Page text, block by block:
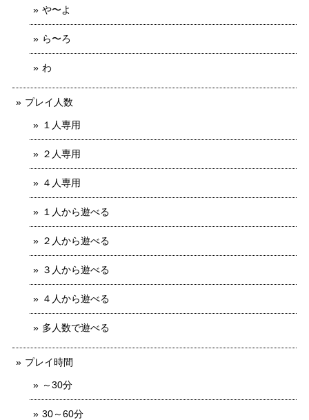
や〜よ
ら〜ろ
わ
プレイ人数
１人専用
２人専用
４人専用
１人から遊べる
２人から遊べる
３人から遊べる
４人から遊べる
多人数で遊べる
プレイ時間
～30分
30～60分